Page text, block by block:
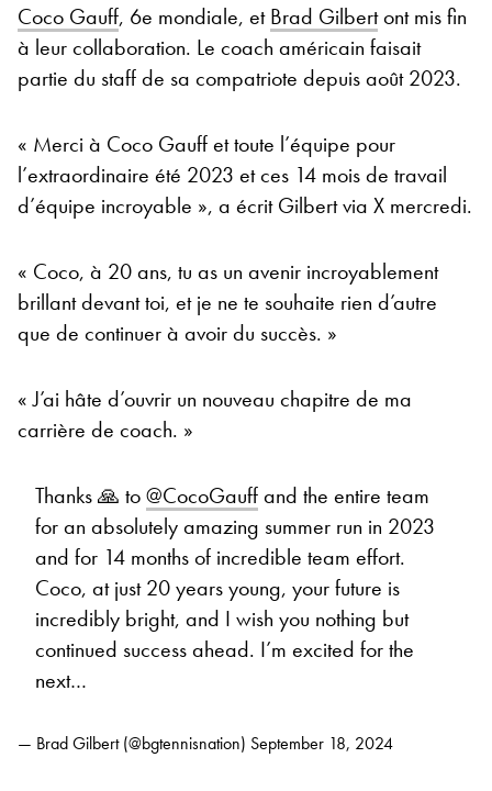
Coco Gauff, 6e mondiale, etBrad Gilbertont mis fin
à leur collaboration. Le coach américain faisait
partie du staff de sa compatriote depuis août 2023.
« Merci à Coco Gauff et toute l’équipe pour
l’extraordinaire été 2023 et ces 14 mois de travail
d’équipe incroyable », a écrit Gilbert via X mercredi.
« Coco, à 20 ans, tu as un avenir incroyablement
brillant devant toi, et je ne te souhaite rien d’autre
que de continuer à avoir du succès. »
« J’ai hâte d’ouvrir un nouveau chapitre de ma
carrière de coach. »
Thanks 🙏 to@CocoGauffand the entire team
for an absolutely amazing summer run in 2023
and for 14 months of incredible team effort.
Coco, at just 20 years young, your future is
incredibly bright, and I wish you nothing but
continued success ahead. I’m excited for the
next…
— Brad Gilbert (@bgtennisnation) September 18, 2024